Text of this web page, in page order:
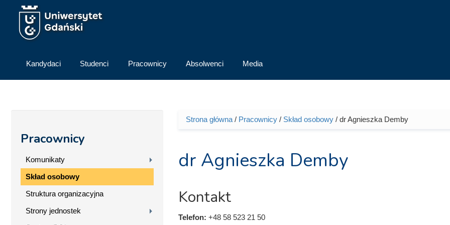
Przejdź do treści
Kandydaci Studenci Pracownicy Absolwenci Media
Pracownicy
Komunikaty
Skład osobowy
Struktura organizacyjna
Strony jednostek
Jesteś tutaj
Strona główna/ Pracownicy/ Skład osobowy/ dr Agnieszka Demby
dr Agnieszka Demby
Kontakt
Telefon: +48 58 523 21 50